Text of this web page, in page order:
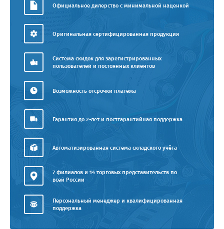
Официальное дилерство с минимальной наценкой
Оригинальная сертифицированная продукция
Система скидок для зарегистрированных
пользователей и постоянных клиентов
Возможность отсрочки платежа
Гарантия до 2-лет и постгарантийная поддержка
Автоматизированная система складского учёта
7 филиалов и 14 торговых представительств по
всей России
Персональный менеджер и квалифицированная
поддержка